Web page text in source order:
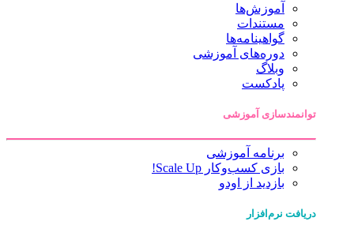
آموزش‌ها
مستندات
گواهینامه‌ها
دوره‌های آموزشی
وبلاگ
پادکست
توانمندسازی آموزشی
برنامه آموزشی
بازی کسب‌وکار Scale Up!
بازدید از اودو
دریافت نرم‌افزار